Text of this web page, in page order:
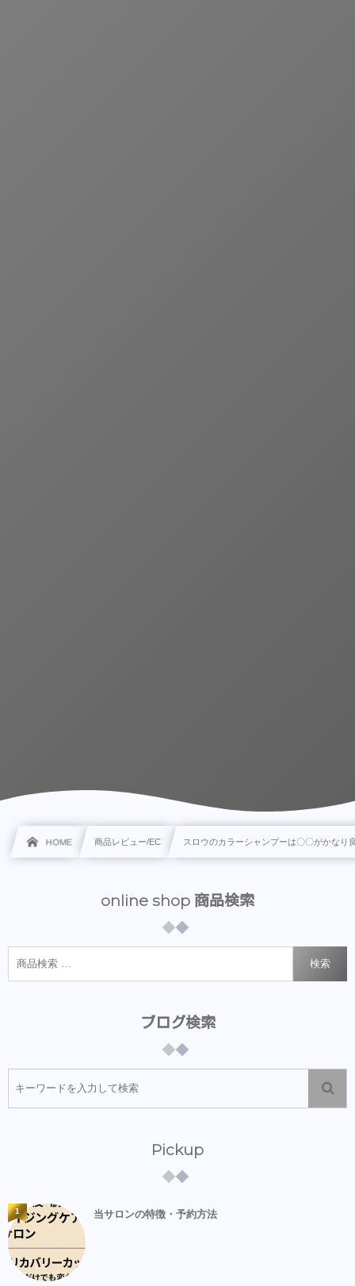
HOME 商品レビュー/EC スロウのカラーシャンプーは〇〇がかなり
online shop 商品検索
検索
ブログ検索
Pickup
当サロンの特徴・予約方法
1